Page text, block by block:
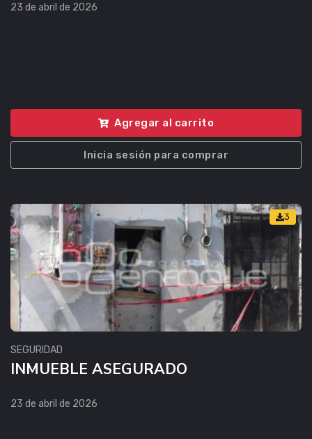
23 de abril de 2026
Agregar al carrito
Inicia sesión para comprar
3
SEGURIDAD
INMUEBLE ASEGURADO
23 de abril de 2026